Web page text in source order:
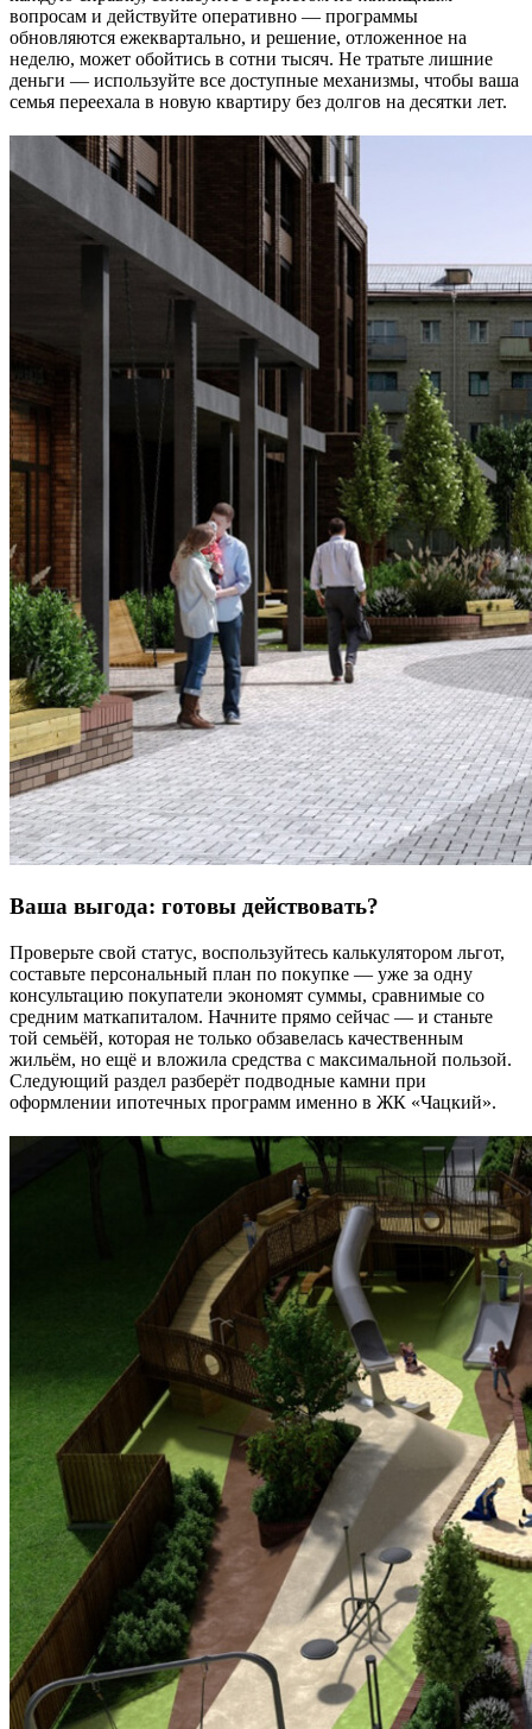
вопросам и действуйте оперативно — программы
обновляются ежеквартально, и решение, отложенное на
неделю, может обойтись в сотни тысяч. Не тратьте лишние
деньги ― используйте все доступные механизмы, чтобы ваша
семья переехала в новую квартиру без долгов на десятки лет.
Ваша выгода: готовы действовать?
Проверьте свой статус, воспользуйтесь калькулятором льгот,
составьте персональный план по покупке ― уже за одну
консультацию покупатели экономят суммы, сравнимые со
средним маткапиталом. Начните прямо сейчас — и станьте
той семьёй, которая не только обзавелась качественным
жильём, но ещё и вложила средства с максимальной пользой.
Следующий раздел разберёт подводные камни при
оформлении ипотечных программ именно в ЖК «Чацкий».